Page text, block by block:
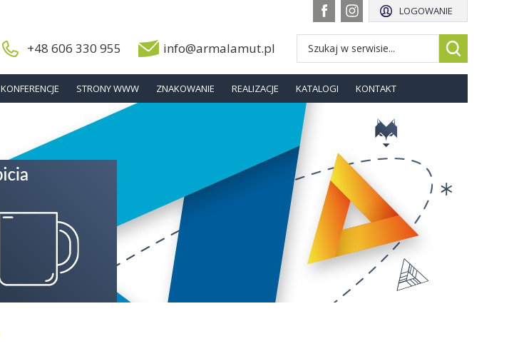
+48 606 330 955 info@armalamut.pl
LOGOWANIE
KONFERENCJE STRONY WWW ZNAKOWANIE REALIZACJE KATALOGI KONTAKT